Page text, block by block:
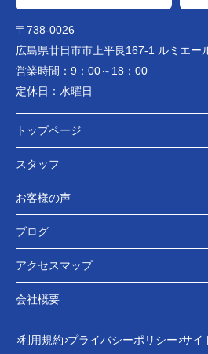
〒738-0026
広島県廿日市市上平良167-1 ルミエー
営業時間： 9：00～18：00
定休日： 水曜日
トップページ
スタッフ
お客様の声
ブログ
アクセスマップ
会社概要
利用規約 プライバシーポリシー サイ